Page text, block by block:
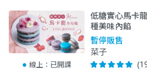
經典 伊斯巴翁
https://forms.gle/
自己研發多種配方，且能講解馬卡
線上： 已開課
低糖實心馬卡
種美味內餡
暫停販售
菜子